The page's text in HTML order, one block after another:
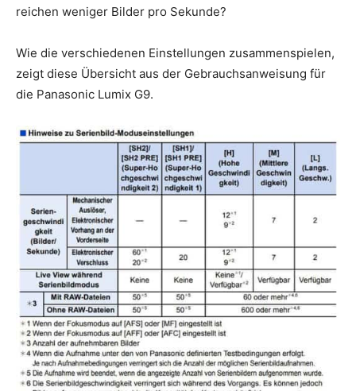
reichen weniger Bilder pro Sekunde?
Wie die verschiedenen Einstellungen zusammenspielen,
zeigt diese Übersicht aus der Gebrauchsanweisung für
die Panasonic Lumix G9.